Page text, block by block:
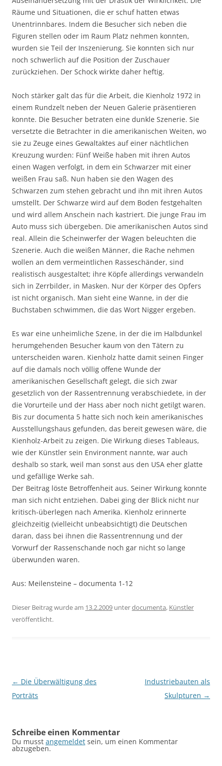
Räume und Situationen, die er schuf hatten etwas
Unentrinnbares. Indem die Besucher sich neben die
Figuren stellen oder im Raum Platz nehmen konnten,
wurden sie Teil der Inszenierung. Sie konnten sich nur
noch schwerlich auf die Position der Zuschauer
zurückziehen. Der Schock wirkte daher heftig.
Noch stärker galt das für die Arbeit, die Kienholz 1972 in
einem Rundzelt neben der Neuen Galerie präsentieren
konnte. Die Besucher betraten eine dunkle Szenerie. Sie
versetzte die Betrachter in die amerikanischen Weiten, wo
sie zu Zeuge eines Gewaltaktes auf einer nächtlichen
Kreuzung wurden: Fünf Weiße haben mit ihren Autos
einen Wagen verfolgt, in dem ein Schwarzer mit einer
weißen Frau saß. Nun haben sie den Wagen des
Schwarzen zum stehen gebracht und ihn mit ihren Autos
umstellt. Der Schwarze wird auf dem Boden festgehalten
und wird allem Anschein nach kastriert. Die junge Frau im
Auto muss sich übergeben. Die amerikanischen Autos sind
real. Allein die Scheinwerfer der Wagen beleuchten die
Szenerie. Auch die weißen Männer, die Rache nehmen
wollen an dem vermeintlichen Rasseschänder, sind
realistisch ausgestaltet; ihre Köpfe allerdings verwandeln
sich in Zerrbilder, in Masken. Nur der Körper des Opfers
ist nicht organisch. Man sieht eine Wanne, in der die
Buchstaben schwimmen, die das Wort Nigger ergeben.
Es war eine unheimliche Szene, in der die im Halbdunkel
herumgehenden Besucher kaum von den Tätern zu
unterscheiden waren. Kienholz hatte damit seinen Finger
auf die damals noch völlig offene Wunde der
amerikanischen Gesellschaft gelegt, die sich zwar
gesetzlich von der Rassentrennung verabschiedete, in der
die Vorurteile und der Hass aber noch nicht getilgt waren.
Bis zur documenta 5 hatte sich noch kein amerikanisches
Ausstellungshaus gefunden, das bereit gewesen wäre, die
Kienholz-Arbeit zu zeigen. Die Wirkung dieses Tableaus,
wie der Künstler sein Environment nannte, war auch
deshalb so stark, weil man sonst aus den USA eher glatte
und gefällige Werke sah.
Der Beitrag löste Betroffenheit aus. Seiner Wirkung konnte
man sich nicht entziehen. Dabei ging der Blick nicht nur
kritisch-überlegen nach Amerika. Kienholz erinnerte
gleichzeitig (vielleicht unbeabsichtigt) die Deutschen
daran, dass bei ihnen die Rassentrennung und der
Vorwurf der Rassenschande noch gar nicht so lange
überwunden waren.
Aus: Meilensteine – documenta 1-12
Dieser Beitrag wurde am 13.2.2009 unterdocumenta, Künstler
veröffentlicht.
Beitragsnavigation
← Die Überwältigung des
Porträts
Industriebauten als
Skulpturen →
Schreibe einen Kommentar
Du musst angemeldet sein, um einen Kommentar
abzugeben.